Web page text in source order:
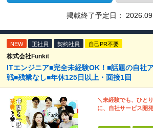
掲載終了予定日：
NEW 正社員 契約社員 自己PR不要
株式会社Funkit
ITエンジニア■完全未経験OK！■話題の自社
戦■残業なし■年休125日以上・面接1回
＼未経験でも、ひと
に、自社サービス開